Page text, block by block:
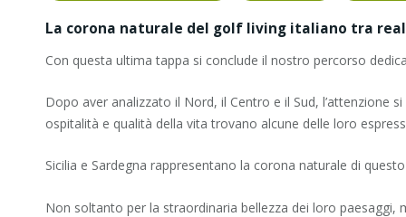
La corona naturale del golf living italiano tra
Con questa ultima tappa si conclude il nostro percorso
Dopo aver analizzato il Nord, il Centro e il Sud,
ospitalità e qualità della vita trovano alcune delle loro
Sicilia e Sardegna rappresentano la corona naturale di
Non soltanto per la straordinaria bellezza dei loro paesaggi,